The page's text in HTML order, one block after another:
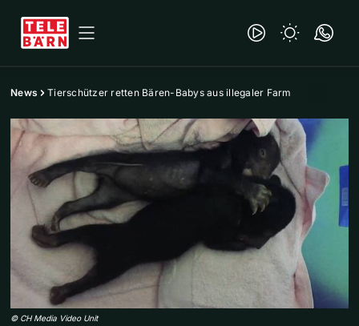
News Tierschützer retten Bären-Babys aus illegaler Farm
© CH Media Video Unit